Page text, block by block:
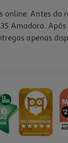
Antes
Amadora.
apenas